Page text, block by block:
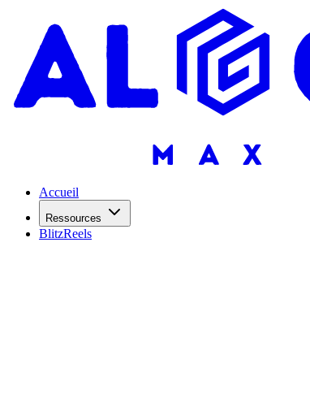
Accueil
Ressources
BlitzReels